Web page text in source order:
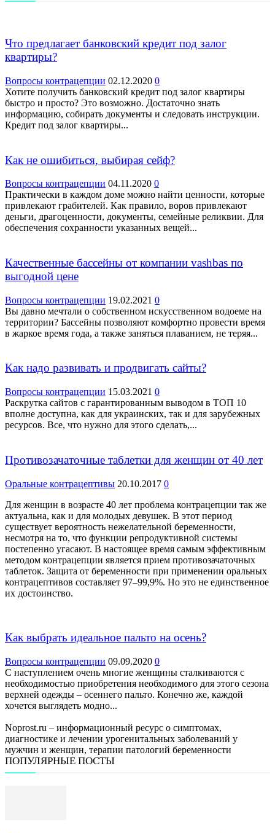
Что предлагает банковский кредит под залог
квартиры?
Вопросы контрацепции 02.12.2020 0
Хотите получить банковский кредит под залог квартиры
быстро и просто? Это возможно. Достаточно знать
информацию, собирать документы и следовать инструкции.
Кредит под залог квартиры...
Как не ошибиться, выбирая сейф?
Вопросы контрацепции 04.11.2020 0
Практически в каждом доме можно найти ценности, которые
привлекают грабителей. Как правило, воров привлекают
деньги, драгоценности, документы, семейные реликвии. Для
обеспечения сохранности указанных вещей...
Качественные бассейны от компании vashbas по
выгодной цене
Вопросы контрацепции 19.02.2021 0
Вы давно мечтали о собственном искусственном водоеме на
территории? Бассейны позволяют комфортно провести время
в жаркое время года, а также заняться плаванием, не теряя...
Как надо развивать и продвигать сайты?
Вопросы контрацепции 15.03.2021 0
Раскрутка сайтов с гарантированным выводом в ТОП 10
вполне доступна, как для украинских, так и для зарубежных
ресурсов. Все, что нужно для этого сделать,...
Противозачаточные таблетки для женщин от 40 лет
Оральные контрацептивы 20.10.2017 0
Для женщин в возрасте 40 лет проблема контрацепции так же
актуальна, как и для молодых девушек. В этот период
существует вероятность нежелательной беременности,
несмотря на то, что функции репродуктивной системы
постепенно угасают. В настоящее время самым эффективным
методом контрацепции является прием противозачаточных
таблеток. Защита от беременности при применении оральных
контрацептивов составляет 97–99,9%. Но это не единственное
их достоинство.
Как выбрать идеальное пальто на осень?
Вопросы контрацепции 09.09.2020 0
С наступлением очень многие женщины сталкиваются с
необходимостью приобретения необходимого для этого сезона
верхней одежды – осеннего пальто. Конечно же, каждой
хочется выглядеть модно...
Noprost.ru – информационный ресурс о симптомах,
диагностике и лечении урогенитальных заболеваний у
мужчин и женщин, терапии патологий беременности
ПОПУЛЯРНЫЕ ПОСТЫ